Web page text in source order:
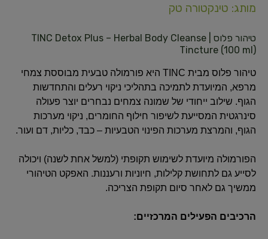
מותג: טינקטורה טק
טיהור פלוס | TINC Detox Plus – Herbal Body Cleanse
Tincture (100 ml)
טיהור פלוס מבית TINC היא פורמולה טבעית מבוססת צמחי
מרפא, המיועדת לתמיכה בתהליכי ניקוי רעלים והתחדשות
הגוף. שילוב ייחודי של שמונה צמחים נבחרים יוצר פעולה
סינרגטית המסייעת לשיפור חילוף החומרים, ניקוי מערכות
הגוף, והמרצת מערכות הפינוי הטבעיות – כבד, כליות, דם ועור.
הפורמולה מיועדת לשימוש תקופתי (למשל אחת לשנה) ויכולה
לסייע גם לתחושת קלילות, חיוניות ורעננות. האפקט הטיהורי
ממשיך גם לאחר סיום תקופת הצריכה.
הרכיבים הפעילים המרכזיים: